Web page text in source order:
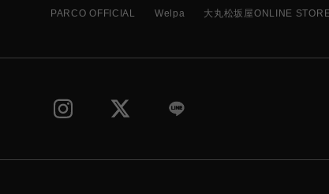
PARCO OFFICIAL Welpa 大丸松坂屋ONLINE